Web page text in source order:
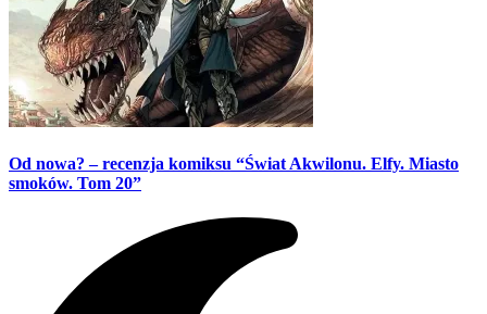
Od nowa? – recenzja komiksu “Świat Akwilonu. Elfy. Miasto
smoków. Tom 20”